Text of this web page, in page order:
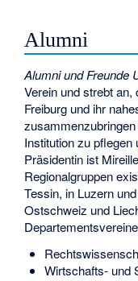
Alumni
Alumni und Freunde
Verein und strebt
Freiburg und ihr
Institution zu pflegen
Präsidentin ist
Regionalgruppen
Tessin, in Luzern
Ostschweiz und
Wirtschafts- und